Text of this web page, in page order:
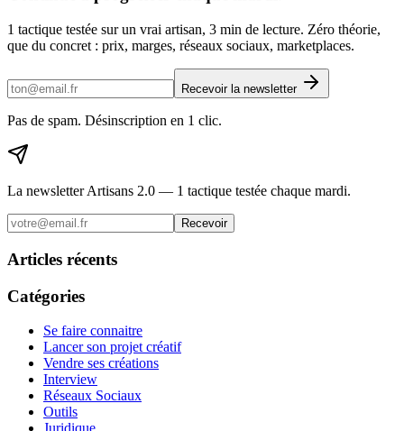
1 tactique testée sur un vrai artisan, 3 min de lecture. Zéro théorie,
que du concret : prix, marges, réseaux sociaux, marketplaces.
Recevoir la newsletter
Pas de spam. Désinscription en 1 clic.
La newsletter Artisans 2.0 — 1 tactique testée chaque mardi.
Recevoir
Articles récents
Catégories
Se faire connaitre
Lancer son projet créatif
Vendre ses créations
Interview
Réseaux Sociaux
Outils